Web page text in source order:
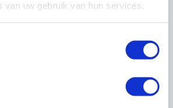
van uw gebruik van hun services.
dagelijks met klanten te
de schilder/glaszetter die bij
komt, tot de projectleider
planmatig